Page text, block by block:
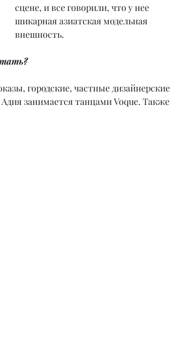
сцене, и все говорили, что у нее
шикарная азиатская модельная
внешность.
городские, частные дизайнерские
занимается танцами Voque. Также